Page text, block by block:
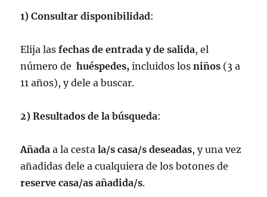
1) Consultar disponibilidad:
Elija las fechas de entrada y de salida, el
número dehuéspedes, incluidos losniños (3 a
11 años), y dele a buscar.
2) Resultados de la búsqueda:
Añada a la cesta la/s casa/s deseadas, y una vez
añadidas dele a cualquiera de los botones de
reserve casa/as añadida/s.